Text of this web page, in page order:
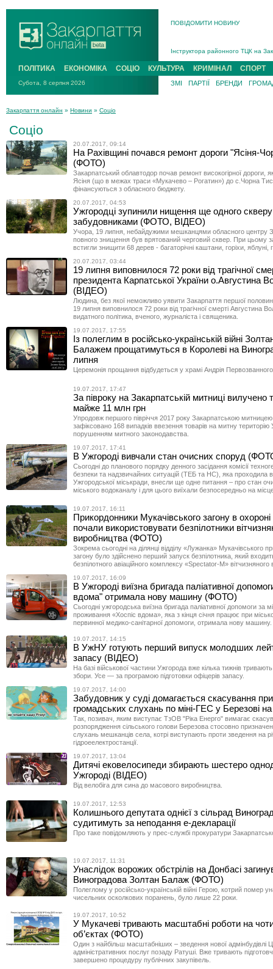
ПОВІДОМИТИ НОВИНУ
Інструктора районного ТЦК на
В Ужгороді попрощаються із
В Ужгороді 5 серпня
Підтвердили загибель
ПОЛІТИКА ЕКОНОМІКА СОЦІО КУЛЬТУРА КРИМІНАЛ СПОРТ
Субота, 8 серпня 2026 ЗМІ ПАРТІЇ БРЕНДИ
Закарпаття онлайн » Новини » Соціо
Соціо
20.07.2017, 09:14
На Рахівщині почався ремонт дороги "Ясіня-
(ФОТО)
Закарпатський облавтодор почав ремонт високогірної дороги,
Ясіня (що в межах траси «Мукачево – Рогатин») до с.Чорна
фінансуються з обласного бюджету.
20.07.2017, 04:53
Ужгородці зупинили нищення ще одного скверу
забудовниками (ФОТО, ВІДЕО)
Учора, 19 липня, небайдужими мешканцями обласного центру
повного знищення був врятований черговий сквер. При цьому
встигли знищити 68 дерев - багаторічні каштани, горіхи, яблуні,
20.07.2017, 03:44
19 липня виповнилося 72 роки від трагічної
президента Карпатської України о.Августина
(ВІДЕО)
Людина, без якої неможливо уявити Закарпаття першої
19 липня виповнилося 72 роки від трагічної смерті Августина
видатного політика, вченого, журналіста і священика.
19.07.2017, 17:55
Із полеглим в російсько-українській війні
Балажем прощатимуться в Королеві на
липня
Церемонія прощання відбудеться у храмі Андрія
19.07.2017, 17:47
За півроку на Закарпатській митниці вилучено
майже 11 млн грн
Упродовж першого півріччя 2017 року Закарпатською
зафіксовано 168 випадків ввезення товарів на митну територію
порушенням митного законодавства.
19.07.2017, 17:41
В Ужгороді вивчали стан очисних споруд
Сьогодні до планового порядку денного засідання комісії
безпеки та надзвичайних ситуацій (ТЕБ та НС), яка проходила
Ужгородської міськради, внесли ще одне питання – про стан
міського водоканалу і для цього виїхали безпосередньо на
19.07.2017, 16:11
Прикордонники Мукачівського загону в
почали використовувати безпілотники
виробництва (ФОТО)
Зокрема сьогодні на ділянці відділу «Лужанка» Мукачівського
загону було здійснено перший запуск безпілотника, який
безпілотного авіаційного комплексу «Spectator-M»
19.07.2017, 16:09
В Ужгороді виїзна бригада паліативної
вдома" отримала нову машину (ФОТО)
Сьогодні ужгородська виїзна бригада паліативної допомоги за
проживання «Хоспіс вдома», яка з кінця січня працює при
первинної медико-санітарної допомоги, отримала нову машину.
19.07.2017, 14:15
В УжНУ готують перший випуск молодших
запасу (ВІДЕО)
На базі військової частини Ужгорода вже кілька тижнів
збори. Усе — за програмою підготовки офіцерів запасу.
19.07.2017, 14:00
Забудовник у суді домагається скасування
громадських слухань по міні-ГЕС у Березові
Так, позивач, яким виступає ТзОВ "Ріка Енерго" вимагає
розпорядження сільського голови Березова стосовно
слухань мешканців села, котрі виступають проти зведення на
гідроеелектростанції.
19.07.2017, 13:04
Дитячі ековелосипеди збирають шестеро
Ужгороді (ВІДЕО)
Від велобіга для сина до масового виробництва.
19.07.2017, 12:53
Колишнього депутата однієї з сільрад
судитимуть за неподання е-декларації
Про таке повідомляють у прес-службі прокуратури
19.07.2017, 11:31
Унаслідок ворожих обстрілів на Донбасі
Виноградова Золтан Балаж (ФОТО)
Полеглому у російсько-українській війні Герою, котрий помер
чисельних осколкових поранень, було лише 22 роки.
19.07.2017, 10:52
У Мукачеві тривають масштабні роботи на
об’єктах (ФОТО)
Один з найбільш масштабніших – зведення нової адмінбудівлі
адміністративних послуг позаду Ратуші. Вже тривають
завершено процедуру публічних закупівель.